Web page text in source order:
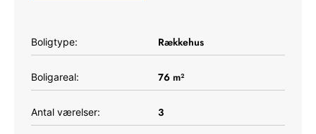
Boligtype: Rækkehus
Boligareal: 76 m²
Antal værelser: 3